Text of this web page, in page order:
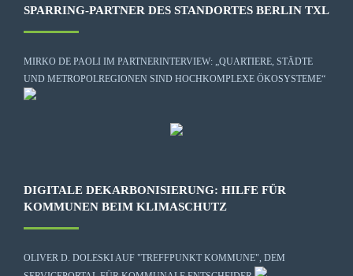
SPARRING-PARTNER DES STANDORTES BERLIN TXL
MIRKO DE PAOLI IM PARTNERINTERVIEW: „QUARTIERE, STÄDTE
UND METROPOLREGIONEN SIND HOCHKOMPLEXE ÖKOSYSTEME“
DIGITALE DEKARBONISIERUNG: HILFE FÜR
KOMMUNEN BEIM KLIMASCHUTZ
OLIVER D. DOLESKI AUF "TREFFPUNKT KOMMUNE", DEM